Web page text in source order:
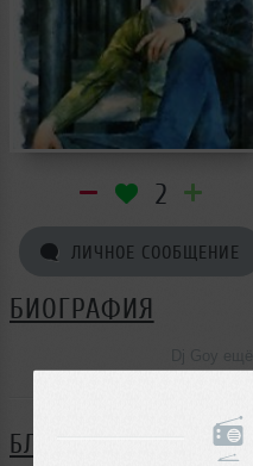
2
ЛИЧНОЕ СООБЩЕНИЕ
БИОГРАФИЯ
БЛОГ